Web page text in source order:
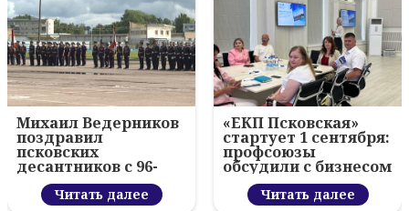
Михаил Ведерников
поздравил
псковских
десантников с 96-
летием ВДВ и
вручил награды
Читать далее
«ЕКП Псковская»
стартует 1 сентября:
профсоюзы
обсудили с бизнесом
новый цифровой
проектЧитать далее